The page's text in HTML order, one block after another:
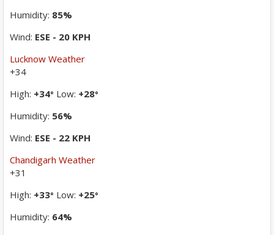
Humidity: 85%
Wind: ESE - 20 KPH
Lucknow Weather
+34
High: +34° Low: +28°
Humidity: 56%
Wind: ESE - 22 KPH
Chandigarh Weather
+31
High: +33° Low: +25°
Humidity: 64%